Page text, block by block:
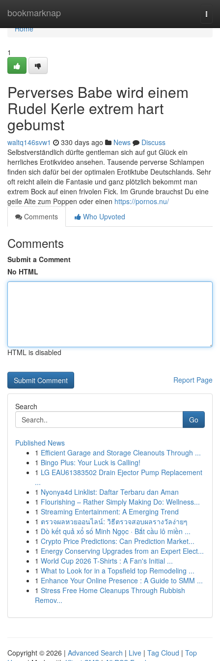
bookmarknap
Home
Home
1
Perverses Babe wird einem
Rudel Kerle extrem hart
gebumst
waltq146svw1 330 days ago News
Discuss
Selbstverständlich dürfte gentleman sich auf gut Glück ein
herrliches Erotikvideo ansehen. Tausende perverse Schlampen
finden sich dafür bei der optimalen Erotiktube Deutschlands. Sehr
oft reicht allein die Fantasie und ganz plötzlich bekommt man
extrem Bock auf einen frivolen Fick. Im Grunde brauchst Du eine
geile Alte zum Poppen oder einen https://pornos.nu/
Comments
Who Upvoted
Comments
Submit a Comment
No HTML
HTML is disabled
Report Page
Search
Go
Published News
1 Efficient Garage and Storage Cleanouts Through ...
1 Bingo Plus: Your Luck is Calling!
1 LG EAU61383502 Drain Ejector Pump Replacement
...
1 Nyonya4d Linklist: Daftar Terbaru dan Aman
1 Flourishing – Rather Simply Making Do: Wellness...
1 Streaming Entertainment: A Emerging Trend
1 ตรวจผลหวยออนไลน์: วิธีตรวจสอบผลรางวัลง่ายๆ
1 Dò kết quả xổ số Minh Ngọc · Bắt cầu lô miền ...
1 Crypto Price Predictions: Can Prediction Market...
1 Energy Conserving Upgrades from an Expert Elect...
1 World Cup 2026 T-Shirts : A Fan's Initial ...
1 What to Look for in a Topsfield top Remodeling ...
1 Enhance Your Online Presence : A Guide to SMM ...
1 Stress Free Home Cleanups Through Rubbish
Remov...
Copyright © 2026 | Advanced Search | Live | Tag Cloud | Top